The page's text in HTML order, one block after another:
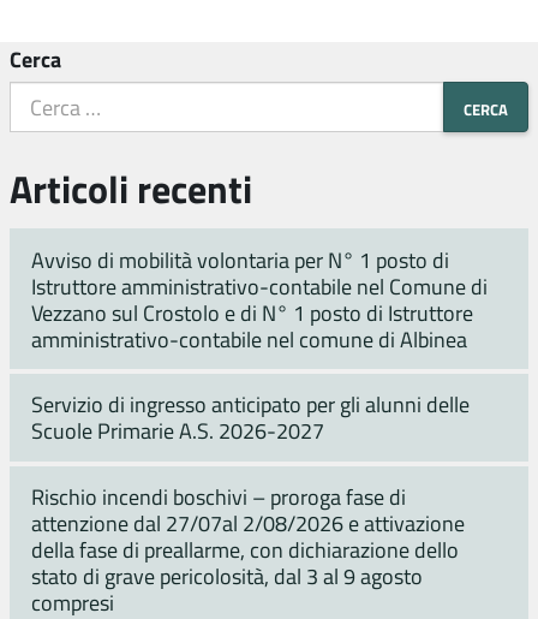
Cerca
Articoli recenti
Avviso di mobilità volontaria per N° 1 posto di
Istruttore amministrativo-contabile nel Comune di
Vezzano sul Crostolo e di N° 1 posto di Istruttore
amministrativo-contabile nel comune di Albinea
Servizio di ingresso anticipato per gli alunni delle
Scuole Primarie A.S. 2026-2027
Rischio incendi boschivi – proroga fase di
attenzione dal 27/07al 2/08/2026 e attivazione
della fase di preallarme, con dichiarazione dello
stato di grave pericolosità, dal 3 al 9 agosto
compresi